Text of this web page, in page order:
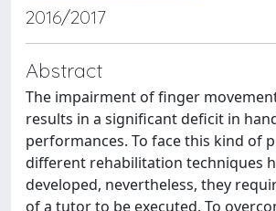
2016/2017
Abstract
The impairment of finger
results in a significant deficit in
performances. To face this kind of
different rehabilitation techniques
developed, nevertheless, they
of a tutor to be executed. To